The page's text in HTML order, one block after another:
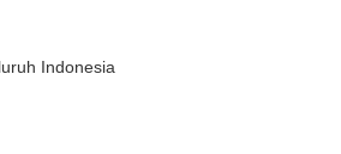
Indonesia